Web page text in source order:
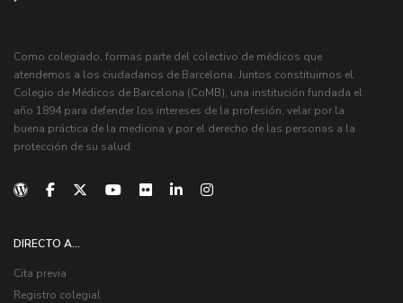
Como colegiado, formas parte del colectivo de médicos que
atendemos a los ciudadanos de Barcelona. Juntos constituimos el
Colegio de Médicos de Barcelona (CoMB), una institución fundada el
año 1894 para defender los intereses de la profesión, velar por la
buena práctica de la medicina y por el derecho de las personas a la
protección de su salud.
DIRECTO A...
Cita previa
Registro colegial